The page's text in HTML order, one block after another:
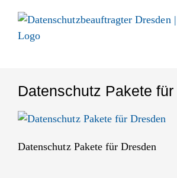
Inhalt
springen
Datenschutz Pakete
Datenschutz Pakete für Dresden